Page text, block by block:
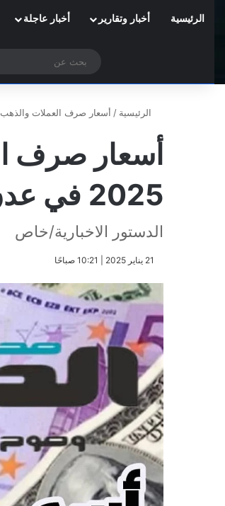
الرئيسية أخبار وتقارير أخبار عاجلة
الوضع المظلم
الرئيسية / أسعار صرف العملات والذهب
2025 في عدن وصنعاء
الدستور الاخبارية/خاص
​21 يناير 2025 | 10:21 صباحًا